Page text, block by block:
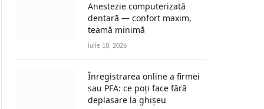
Anestezie computerizată
dentară — confort maxim,
teamă minimă
iulie 18, 2026
Înregistrarea online a firmei
sau PFA: ce poți face fără
deplasare la ghișeu